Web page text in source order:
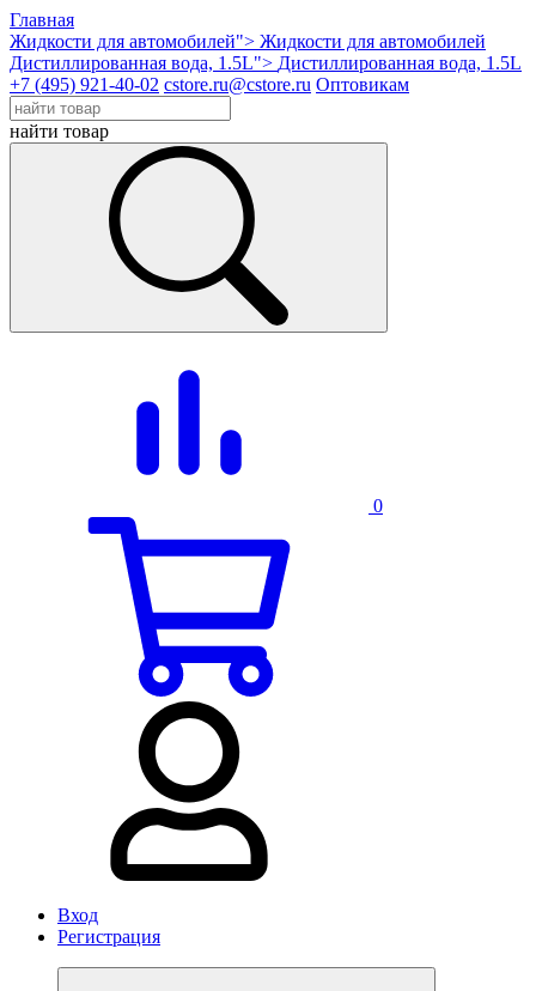
Главная
Жидкости для автомобилей"> Жидкости для автомобилей
Дистиллированная вода, 1.5L"> Дистиллированная вода, 1.5L
+7 (495) 921-40-02 cstore.ru@cstore.ru Оптовикам
найти товар
0
Вход
Регистрация